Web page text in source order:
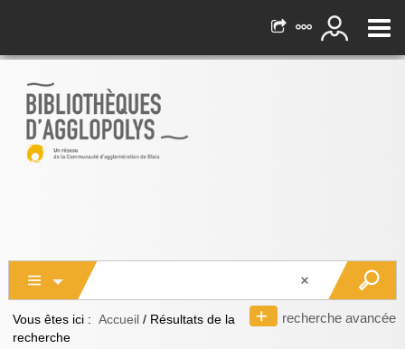
recherche avancée
Vous êtes ici : Accueil / Résultats de la
recherche